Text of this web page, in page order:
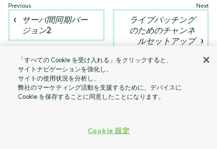
サーバ間同期バー
ジョン2
ライブパッチング
のためのチャンネ
ルセットアップ
「すべての Cookie を受け入れる」をクリックすると、
サイトナビゲーションを強化し、
サイトの使用状況を分析し、
弊社のマーケティング活動を支援するために、デバイスに
Cookie を保存することに同意したことになります。
Cookie 設定